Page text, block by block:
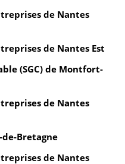
de Nantes
de Nantes Est
(SGC) de Montfort-
de Nantes
Bretagne
de Nantes